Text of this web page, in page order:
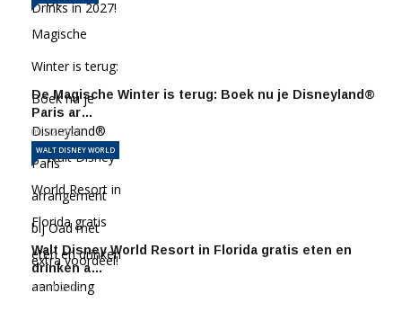
De Magische Winter is terug: Boek nu je Disneyland®
Paris ar…
09-02-2026
Walt Disney World Resort in Florida gratis eten en
drinken a…
WALT DISNEY WORLD
11-01-2026